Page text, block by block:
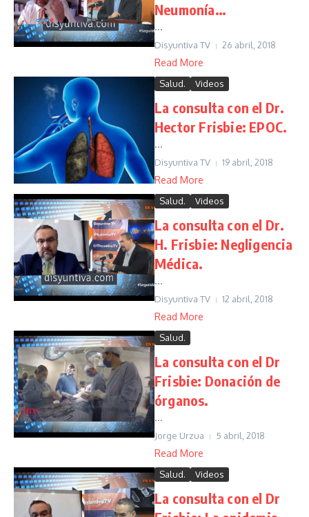
Neumonía…
...
Disyuntiva TV 26 abril, 2018
Read More
Salud. Videos
La consulta con el Dr.
Hector Frisbie: EPOC.
...
Disyuntiva TV 19 abril, 2018
Read More
Salud. Videos
La consulta con el Dr.
H. Frisbie: Negligencia
Médica.
...
Disyuntiva TV 12 abril, 2018
Read More
Salud.
La consulta con el Dr
Frisbie: Donación de
órganos.
...
Jorge Urzua 5 abril, 2018
Read More
Salud. Videos
La consulta con el Dr